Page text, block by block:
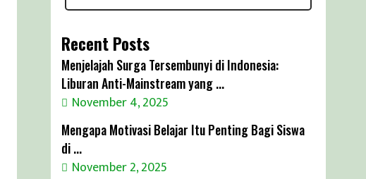
Recent Posts
Menjelajah Surga Tersembunyi di Indonesia:
Liburan Anti-Mainstream yang ...
November 4, 2025
Mengapa Motivasi Belajar Itu Penting Bagi Siswa
di ...
November 2, 2025